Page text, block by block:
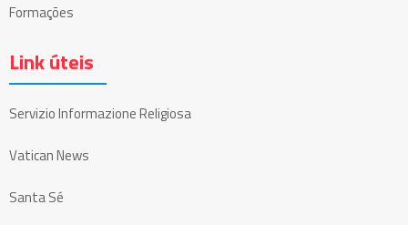
Formações
Link úteis
Servizio Informazione Religiosa
Vatican News
Santa Sé